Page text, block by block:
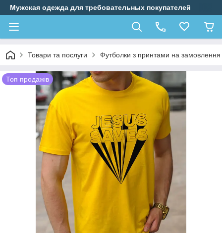
Мужская одежда для требовательных покупателей
Товари та послуги Футболки з принтами на замовлення
Топ продажів